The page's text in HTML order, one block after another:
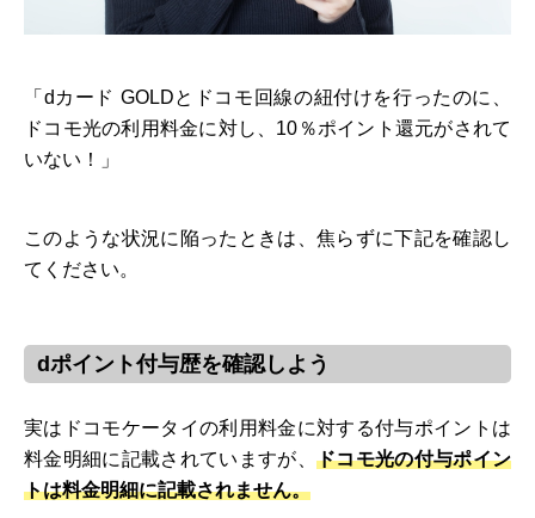
「dカード GOLDとドコモ回線の紐付けを行ったのに、
ドコモ光の利用料金に対し、10％ポイント還元がされて
いない！」
このような状況に陥ったときは、焦らずに下記を確認し
てください。
dポイント付与歴を確認しよう
実はドコモケータイの利用料金に対する付与ポイントは
料金明細に記載されていますが、 ドコモ光の付与ポイン
トは料金明細に記載されません。